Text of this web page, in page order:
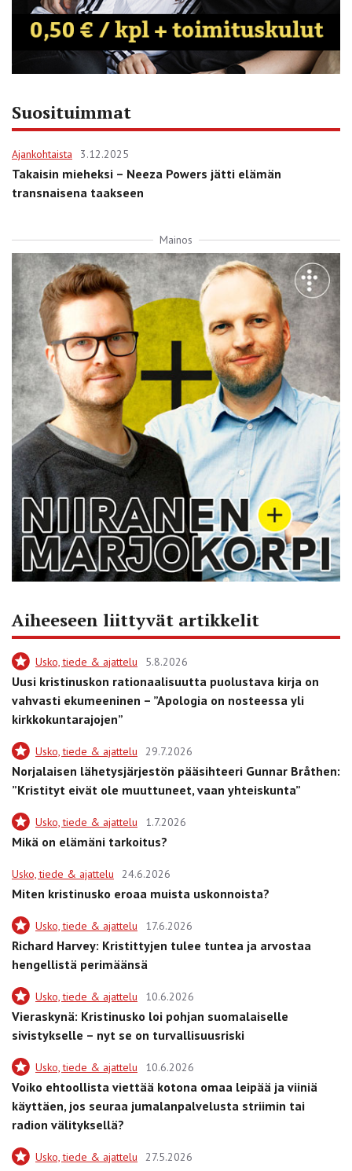
Suosituimmat
Ajankohtaista 3.12.2025
Takaisin mieheksi – Neeza Powers jätti elämän
transnaisena taakseen
Mainos
Aiheeseen liittyvät artikkelit
Usko, tiede & ajattelu 5.8.2026
Uusi kristinuskon rationaalisuutta puolustava kirja on
vahvasti ekumeeninen – ”Apologia on nosteessa yli
kirkkokuntarajojen”
Usko, tiede & ajattelu 29.7.2026
Norjalaisen lähetysjärjestön pääsihteeri Gunnar Bråthen:
”Kristityt eivät ole muuttuneet, vaan yhteiskunta”
Usko, tiede & ajattelu 1.7.2026
Mikä on elämäni tarkoitus?
Usko, tiede & ajattelu 24.6.2026
Miten kristinusko eroaa muista uskonnoista?
Usko, tiede & ajattelu 17.6.2026
Richard Harvey: Kristittyjen tulee tuntea ja arvostaa
hengellistä perimäänsä
Usko, tiede & ajattelu 10.6.2026
Vieraskynä: Kristinusko loi pohjan suomalaiselle
sivistykselle – nyt se on turvallisuusriski
Usko, tiede & ajattelu 10.6.2026
Voiko ehtoollista viettää kotona omaa leipää ja viiniä
käyttäen, jos seuraa jumalanpalvelusta striimin tai
radion välityksellä?
Usko, tiede & ajattelu 27.5.2026